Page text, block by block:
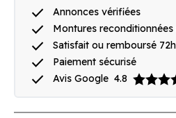
done Annonces vérifiées
done Montures
done Satisfait ou remboursé 72h
done Paiement sécurisé
done Avis Google 4.8